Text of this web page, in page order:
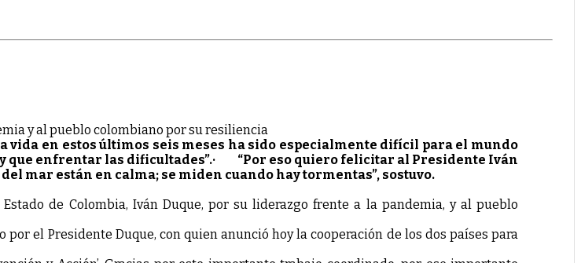
y al pueblo colombiano por su resiliencia
en estos últimos seis meses ha sido especialmente difícil para el mundo
que enfrentar las dificultades”.· “Por eso quiero felicitar al Presidente Iván
mar están en calma; se miden cuando hay tormentas”, sostuvo.
de Colombia, Iván Duque, por su liderazgo frente a la pandemia, y al pueblo
el Presidente Duque, con quien anunció hoy la cooperación de los dos países para